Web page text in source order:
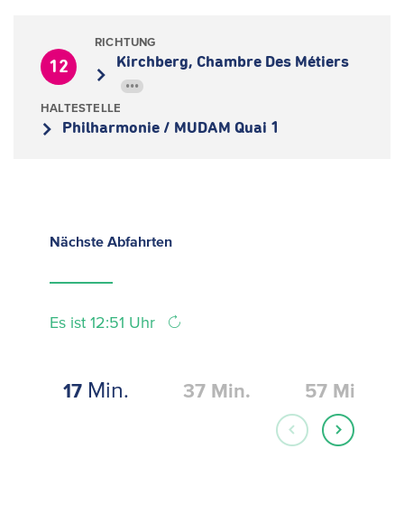
12
RICHTUNG
Kirchberg, Chambre Des Métiers
•••
HALTESTELLE
Philharmonie / MUDAM Quai 1
Nächste Abfahrten
Es ist 12:51 Uhr
17 Min. 37 Min. 57 Min.